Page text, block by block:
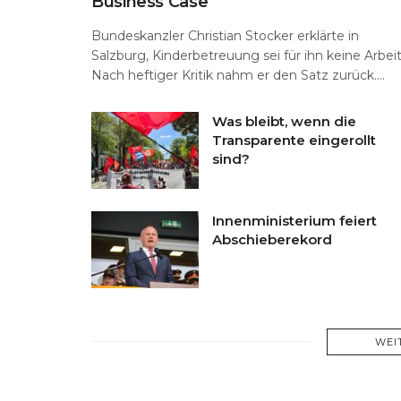
Bundeskanzler Christian Stocker erklärte in
Salzburg, Kinderbetreuung sei für ihn keine
Nach heftiger Kritik nahm er den Satz zurück....
Was bleibt, wenn die
Transparente eingerollt
sind?
Innenministerium feiert
Abschieberekord